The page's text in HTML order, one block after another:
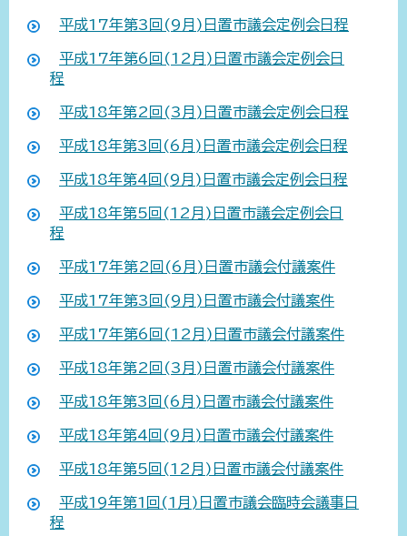
平成17年第3回(9月)日置市議会定例会日程
平成17年第6回(12月)日置市議会定例会日
程
平成18年第2回(3月)日置市議会定例会日程
平成18年第3回(6月)日置市議会定例会日程
平成18年第4回(9月)日置市議会定例会日程
平成18年第5回(12月)日置市議会定例会日
程
平成17年第2回(6月)日置市議会付議案件
平成17年第3回(9月)日置市議会付議案件
平成17年第6回(12月)日置市議会付議案件
平成18年第2回(3月)日置市議会付議案件
平成18年第3回(6月)日置市議会付議案件
平成18年第4回(9月)日置市議会付議案件
平成18年第5回(12月)日置市議会付議案件
平成19年第1回(1月)日置市議会臨時会議事日
程